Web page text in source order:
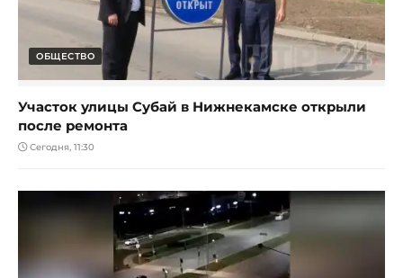
ОБЩЕСТВО
Участок улицы Субай в Нижнекамске открыли
после ремонта
Сегодня, 11:30